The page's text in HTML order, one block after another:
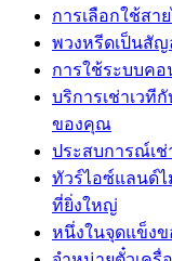
การเลือกใช้ส
พวงหรีดเป็นสั
การใช้ระบบคอ
บริการเช่าเวที
ของคุณ
ประสบการณ์เช่
ทัวร์ไอซ์แลนด์ไ
ที่ยิ่งใหญ่
หนึ่งในจุดแข็ง